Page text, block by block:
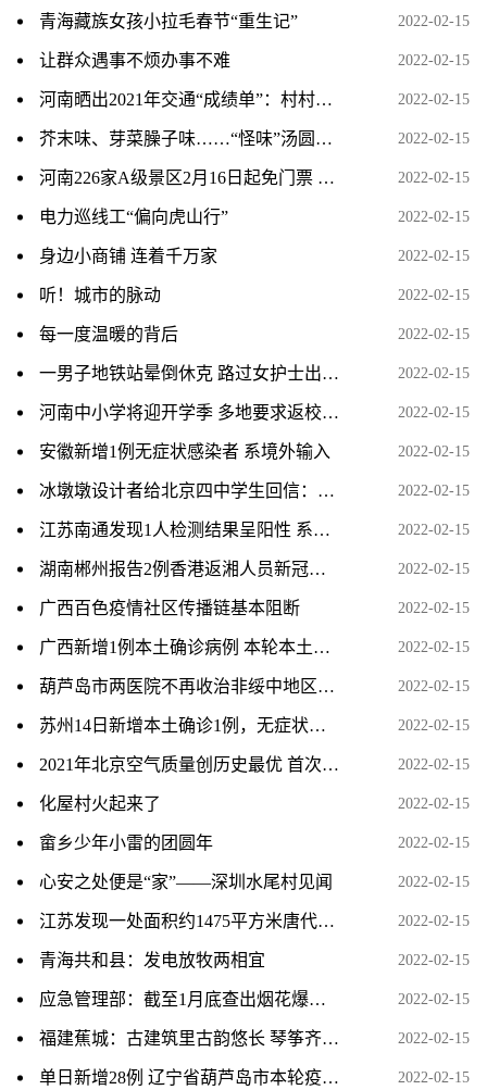
青海藏族女孩小拉毛春节“重生记” 2022-02-15
让群众遇事不烦办事不难 2022-02-15
河南晒出2021年交通“成绩单”：村村通、户户通 农村公 2022-02-15
芥末味、芽菜臊子味……“怪味”汤圆求上桌，你会相中谁 2022-02-15
河南226家A级景区2月16日起免门票 含少林寺、龙门石窟等 2022-02-15
电力巡线工“偏向虎山行” 2022-02-15
身边小商铺 连着千万家 2022-02-15
听！城市的脉动 2022-02-15
每一度温暖的背后 2022-02-15
一男子地铁站晕倒休克 路过女护士出手相救 2022-02-15
河南中小学将迎开学季 多地要求返校师生须核酸检测 2022-02-15
安徽新增1例无症状感染者 系境外输入 2022-02-15
冰墩墩设计者给北京四中学生回信：祝福可爱奋进的中国少 2022-02-15
江苏南通发现1人检测结果呈阳性 系外地返通人员 2022-02-15
湖南郴州报告2例香港返湘人员新冠肺炎确诊病例 2022-02-15
广西百色疫情社区传播链基本阻断 2022-02-15
广西新增1例本土确诊病例 本轮本土疫情累计报告确诊病例 2022-02-15
葫芦岛市两医院不再收治非绥中地区患者 就医患者闭环管理 2022-02-15
苏州14日新增本土确诊1例，无症状感染者3例 详情及轨迹公布 2022-02-15
2021年北京空气质量创历史最优 首次全面达标 2022-02-15
化屋村火起来了 2022-02-15
畲乡少年小雷的团圆年 2022-02-15
心安之处便是“家”——深圳水尾村见闻 2022-02-15
江苏发现一处面积约1475平方米唐代建筑基址 2022-02-15
青海共和县：发电放牧两相宜 2022-02-15
应急管理部：截至1月底查出烟花爆竹问题隐患28052项 2022-02-15
福建蕉城：古建筑里古韵悠长 琴筝齐鸣庆元宵 2022-02-15
单日新增28例 辽宁省葫芦岛市本轮疫情累计确诊89例 2022-02-15